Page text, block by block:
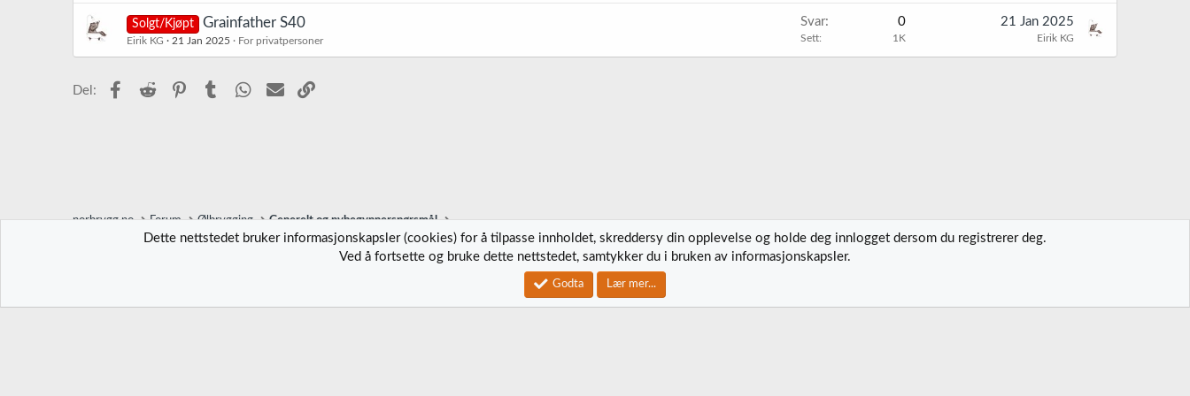
Solgt/Kjøpt Grainfather S40
Eirik KG 21 Jan 2025 For privatpersoner
Svar 0
Sett 1K
21 Jan 2025
Eirik KG
Del: Facebook
Reddit PinterestTumblr WhatsApp
E-post
norbrygg.no Forum Ølbrygging Generelt og nybegynnerspørsmål
Kontakt oss Vilkår og regler
Community platform by XenForo ®
Dette nettstedet bruker informasjonskapsler (cookies) for å tilpasse innholdet, skreddersy din opplevelse og holde deg innlogget dersom du registrerer deg.
Ved å fortsette og bruke dette nettstedet, samtykker du i bruken av informasjonskapsler.
Godta Lær mer...